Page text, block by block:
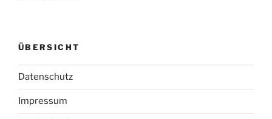
ÜBERSICHT
Datenschutz
Impressum